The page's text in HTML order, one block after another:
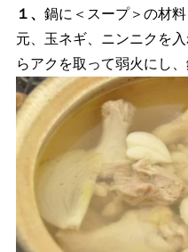
１、 鍋に＜スープ＞の材
元、玉ネギ、ニンニクを
らアクを取って弱火にし